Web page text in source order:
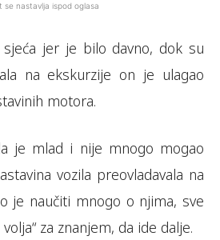
se nastavlja ispod oglasa
jer je bilo davno, dok su
na ekskurzije on je ulagao
motora.
je mlad i nije mnogo mogao
vozila preovladavala na
je naučiti mnogo o njima, sve
za znanjem, da ide dalje.